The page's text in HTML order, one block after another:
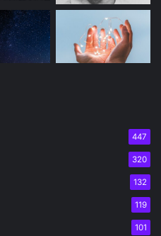
447
320
132
119
101